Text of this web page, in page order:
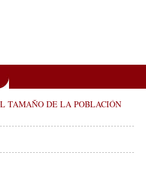
TAMAÑO DE LA POBLACIÓN